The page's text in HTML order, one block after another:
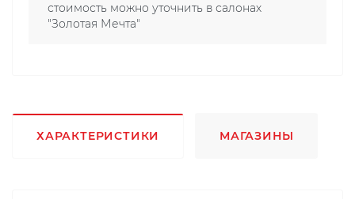
стоимость можно уточнить в салонах
"Золотая Мечта"
ХАРАКТЕРИСТИКИ МАГАЗИНЫ